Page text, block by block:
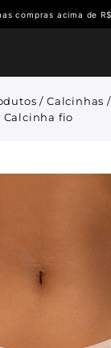
nas compras acima de
/ Calcinhas /
Calcinha fio